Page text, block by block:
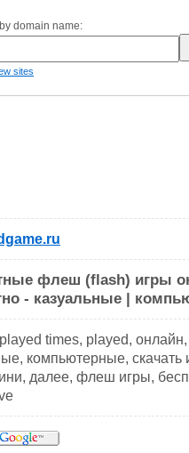
domain name:
sites
флеш (flash) игры
- казуальные |
played times, played,
компьютерные,
далее, флеш игры,